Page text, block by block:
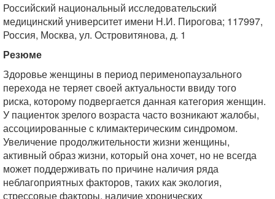
Российский национальный исследовательский
медицинский университет имени Н.И. Пирогова; 117997,
Россия, Москва, ул. Островитянова, д. 1
Резюме
Здоровье женщины в период перименопаузального
перехода не теряет своей актуальности ввиду того
риска, которому подвергается данная категория женщин.
У пациенток зрелого возраста часто возникают жалобы,
ассоциированные с климактерическим синдромом.
Увеличение продолжительности жизни женщины,
активный образ жизни, который она хочет, но не всегда
может поддерживать по причине наличия ряда
неблагоприятных факторов, таких как экология,
стрессовые факторы, наличие хронических